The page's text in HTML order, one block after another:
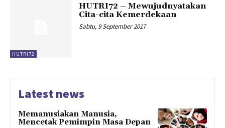
HUTRI72
HUTRI72 – Mewujudnyatakan
Cita-cita Kemerdekaan
Sabtu, 9 September 2017
Latest news
Memanusiakan Manusia,
Mencetak Pemimpin Masa Depan